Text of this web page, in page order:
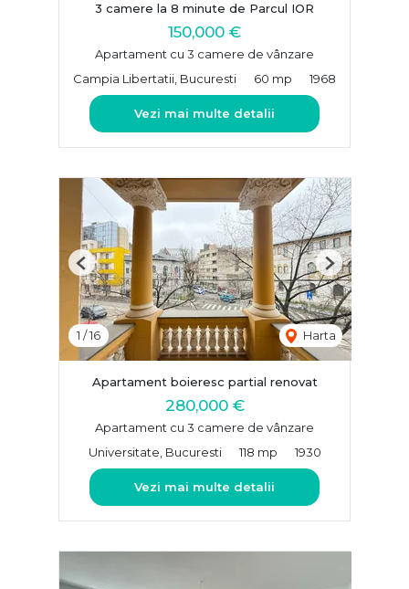
3 camere la 8 minute de Parcul IOR
150,000 €
Apartament cu 3 camere de vânzare
Campia Libertatii, Bucuresti
60 mp 1968
Vezi mai multe detalii
1 /16 Harta
Previous Next
Apartament boieresc partial renovat
280,000 €
Apartament cu 3 camere de vânzare
Universitate, Bucuresti
118 mp 1930
Vezi mai multe detalii